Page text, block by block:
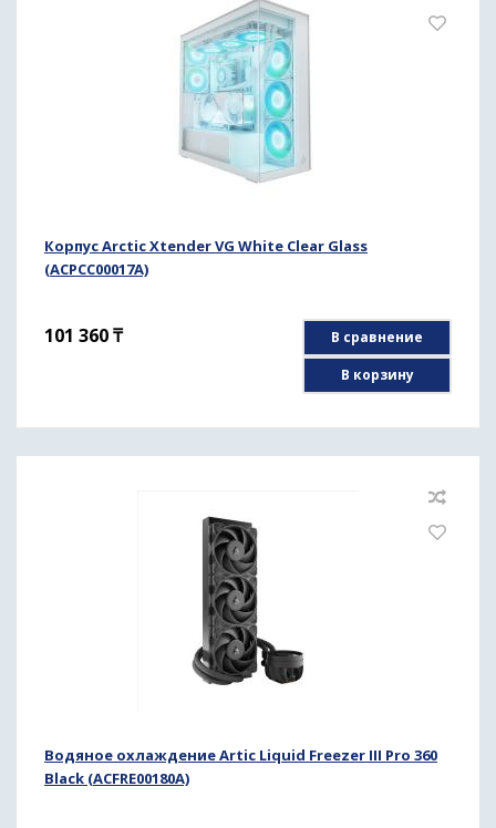
Корпус Arctic Xtender VG White Clear Glass
(ACPCC00017A)
101 360₸
В сравнение
В корзину
Водяное охлаждение Artic Liquid Freezer III Pro 360
Black (ACFRE00180A)